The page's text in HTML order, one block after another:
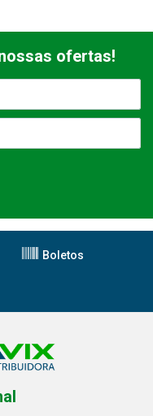
ofertas!
Boletos